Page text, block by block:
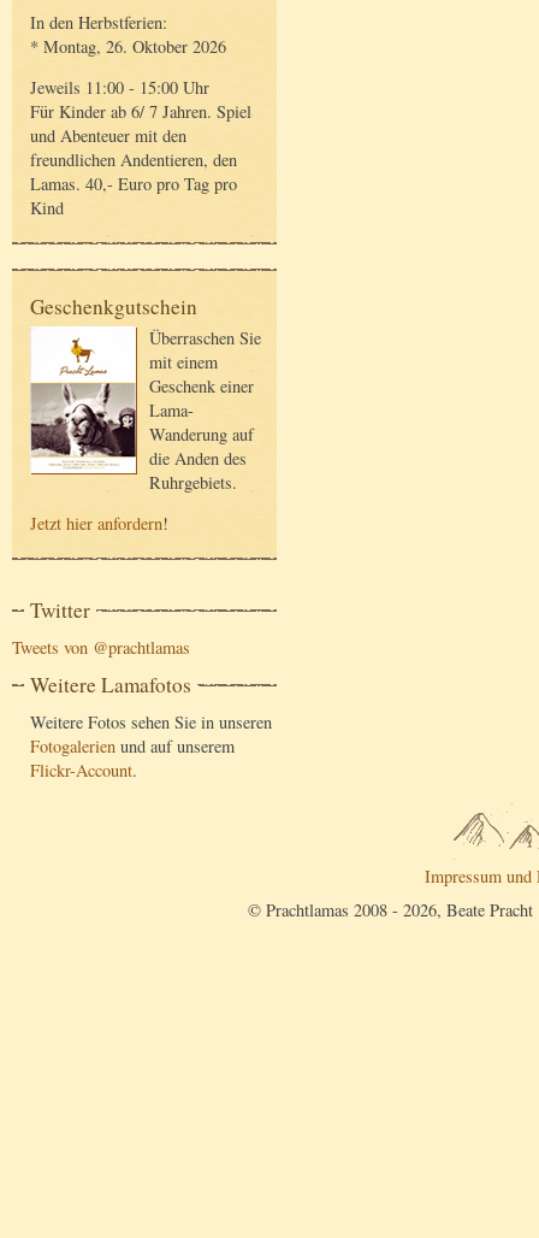
In den Herbstferien:
* Montag, 26. Oktober 2026
Jeweils 11:00 - 15:00 Uhr
Für Kinder ab 6/ 7 Jahren. Spiel
und Abenteuer mit den
freundlichen Andentieren, den
Lamas. 40,- Euro pro Tag pro
Kind
Geschenkgutschein
Überraschen Sie
mit einem
Geschenk einer
Lama-
Wanderung auf
die Anden des
Ruhrgebiets.
Jetzt hier anfordern!
Twitter
Tweets von @prachtlamas
Weitere Lamafotos
Weitere Fotos sehen Sie in unseren
Fotogalerien und auf unserem
Flickr-Account.
Impressum und
© Prachtlamas 2008 - 2026, Beate Pracht